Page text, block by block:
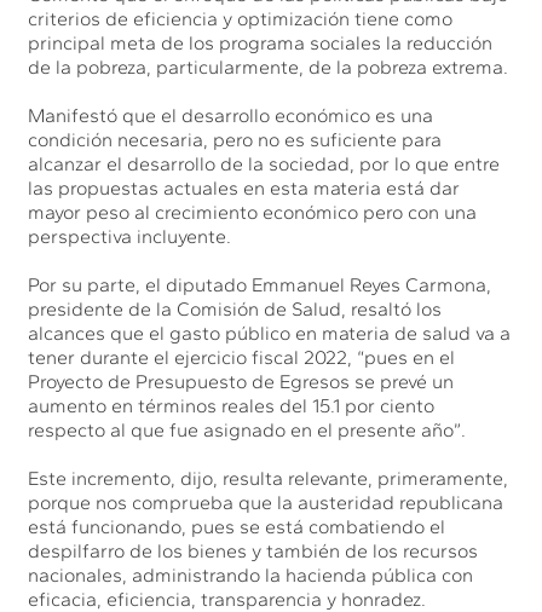
criterios de eficiencia y optimización tiene como
principal meta de los programa sociales la reducción
de la pobreza, particularmente, de la pobreza extrema.
Manifestó que el desarrollo económico es una
condición necesaria, pero no es suficiente para
alcanzar el desarrollo de la sociedad, por lo que entre
las propuestas actuales en esta materia está dar
mayor peso al crecimiento económico pero con una
perspectiva incluyente.
Por su parte, el diputado Emmanuel Reyes Carmona,
presidente de la Comisión de Salud, resaltó los
alcances que el gasto público en materia de salud va a
tener durante el ejercicio fiscal 2022, “pues en el
Proyecto de Presupuesto de Egresos se prevé un
aumento en términos reales del 15.1 por ciento
respecto al que fue asignado en el presente año”.
Este incremento, dijo, resulta relevante, primeramente,
porque nos comprueba que la austeridad republicana
está funcionando, pues se está combatiendo el
despilfarro de los bienes y también de los recursos
nacionales, administrando la hacienda pública con
eficacia, eficiencia, transparencia y honradez.